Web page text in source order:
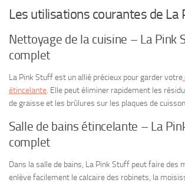
Les utilisations courantes de La
Nettoyage de la cuisine – La Pink
complet
La Pink Stuff est un allié précieux pour garder votre
étincelante. Elle peut éliminer rapidement les
de graisse et les brûlures sur les plaques de
Salle de bains étincelante – La
complet
Dans la salle de bains, La Pink Stuff peut faire des
enlève facilement le calcaire des robinets, la